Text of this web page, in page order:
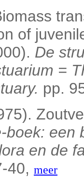
of
De
=
pp.
boek: een
en de
40, meer